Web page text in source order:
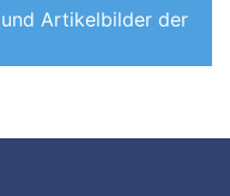
Artikelbilder der